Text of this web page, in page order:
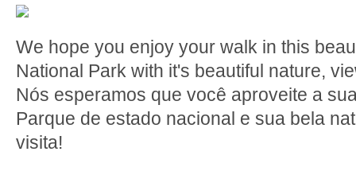
We hope you enjoy your walk in this
National Park with it's beautiful nature,
Nós esperamos que você aproveite a
Parque de estado nacional e sua bela
visita!